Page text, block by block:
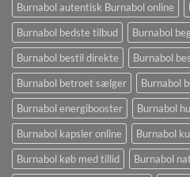
Burnabol autentisk Burnabol online
Burnabol bedste tilbud
Burnabol
Burnabol bestil direkte
Burnabol
Burnabol betroet sælger
Burnabol
Burnabol energibooster
Burnabol
Burnabol kapsler online
Burnabol
Burnabol køb med tillid
Burnabol